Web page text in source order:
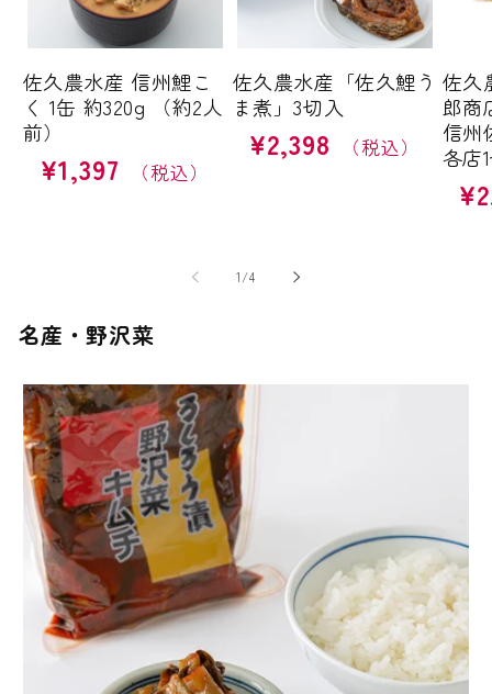
佐久農水産 信州鯉こ
く 1缶 約320g （約2人
前）
通
¥1,397
佐久農水産「佐久鯉う
ま煮」3切入
通
¥2,398
佐久
郎商
信州
各店
通
1/の
4
名産・野沢菜